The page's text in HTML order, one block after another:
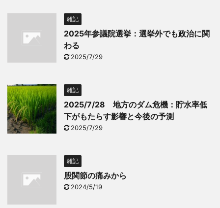
雑記
2025年参議院選挙：選挙外でも政治に関
わる
2025/7/29
雑記
2025/7/28 地方のダム危機：貯水率低
下がもたらす影響と今後の予測
2025/7/29
雑記
股関節の痛みから
2024/5/19